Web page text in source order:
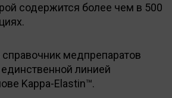
содержится более чем в 500
справочник медпрепаратов
единственной линией
Kappa-Elastin™.